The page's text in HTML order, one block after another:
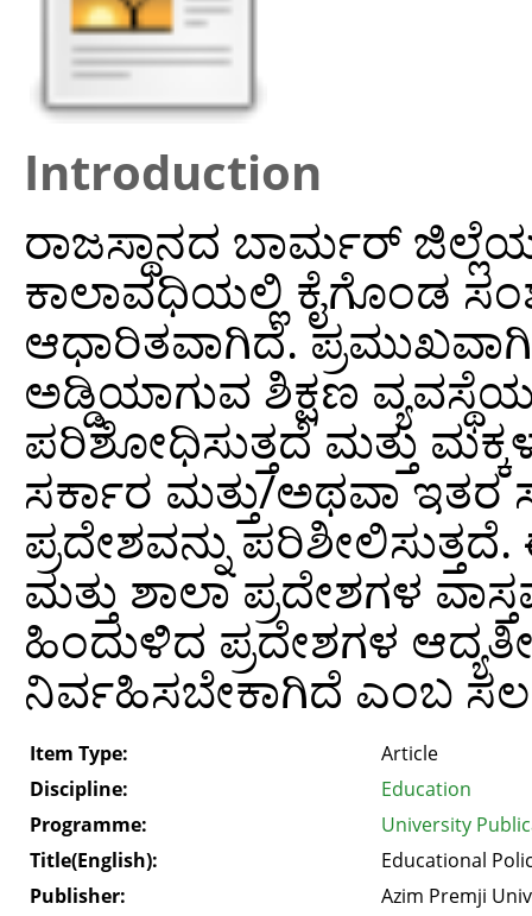
Introduction
ರಾಜಸ್ಥಾನದ ಬಾರ್ಮರ್
ಕಾಲಾವಧಿಯಲ್ಲಿ ಕೈಗೊಂಡ
ಆಧಾರಿತವಾಗಿದೆ.
ಅಡ್ಡಿಯಾಗುವ ಶಿಕ್ಷಣ
ಪರಿಶೋಧಿಸುತ್ತದೆ ಮತ್ತು
ಸರ್ಕಾರ ಮತ್ತು/ಅಥವಾ ಇತರ
ಪ್ರದೇಶವನ್ನು
ಮತ್ತು ಶಾಲಾ ಪ್ರದೇಶಗಳ
ಹಿಂದುಳಿದ ಪ್ರದೇಶಗಳ
ನಿರ್ವಹಿಸಬೇಕಾಗಿದೆ ಎಂಬ
Item Type:
Article
Discipline:
Education
Programme:
University
Title(English):
Educational
Publisher:
Azim Premji